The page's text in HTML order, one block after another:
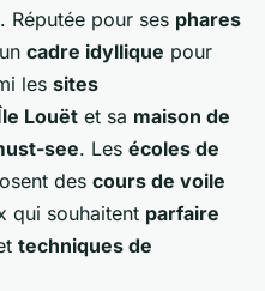
Réputée pour ses phares
cadre idyllique pour
les sites
Louët et sa maison de
see. Les écoles de
des cours de voile
qui souhaitent parfaire
techniques de